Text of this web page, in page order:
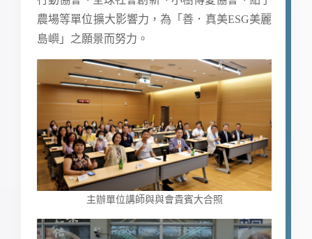
農場等單位擴大影響力，為「善．真美ESG美麗
島嶼」之願景而努力。
主辦單位講師與與會貴賓大合照